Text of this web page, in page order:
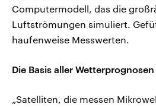
Computermodell, das die
Luftströmungen simuliert.
haufenweise Messwerten.
Die Basis aller Wetterprognosen
„Satelliten, die messen